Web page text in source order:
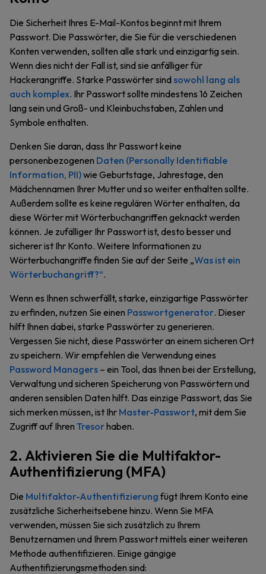
Die Sicherheit Ihres E-Mail-Kontos beginnt mit Ihrem
Passwort. Die Passwörter, die Sie für die verschiedenen
Konten verwenden, sollten alle stark und einzigartig sein.
Wenn dies nicht der Fall ist, sind sie anfälliger für
Hackerangriffe. Starke Passwörter sind sowohl lang als
auch komplex. Ihr Passwort sollte mindestens 16 Zeichen
lang sein und Groß- und Kleinbuchstaben, Zahlen und
Symbole enthalten.
Denken Sie daran, dass Ihr Passwort keine
personenbezogenen Daten (Personally Identifiable
Information, PII)wie Geburtstage, Jahrestage, den
Mädchennamen Ihrer Mutter und so weiter enthalten sollte.
Außerdem sollte es keine regulären Wörter enthalten, da
diese Wörter mit Wörterbuchangriffen geknackt werden
können. Je zufälliger Ihr Passwort ist, desto besser und
sicherer ist Ihr Konto. Weitere Informationen zu
Wörterbuchangriffe finden Sie auf der Seite „Was ist ein
Wörterbuchangriff?“.
Wenn es Ihnen schwerfällt, starke, einzigartige Passwörter
zu erfinden, nutzen Sie einen Passwortgenerator. Dieser
hilft Ihnen dabei, starke Passwörter zu generieren.
Vergessen Sie nicht, diese Passwörter an einem sicheren Ort
zu speichern. Wir empfehlen die Verwendung eines
Password Managers – ein Tool, das Ihnen bei der Erstellung,
Verwaltung und sicheren Speicherung von Passwörtern und
anderen sensiblen Daten hilft. Das einzige Passwort, das Sie
sich merken müssen, ist Ihr Master-Passwort, mit dem Sie
Zugriff auf Ihren Tresorhaben.
2. Aktivieren Sie die Multifaktor-
Authentifizierung (MFA)
Die Multifaktor-Authentifizierungfügt Ihrem Konto eine
zusätzliche Sicherheitsebene hinzu. Wenn Sie MFA
verwenden, müssen Sie sich zusätzlich zu Ihrem
Benutzernamen und Ihrem Passwort mittels einer weiteren
Methode authentifizieren. Einige gängige
Authentifizierungsmethoden sind: